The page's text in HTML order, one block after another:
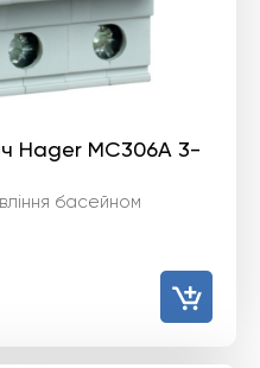
Hager MC306A 3-
басейном